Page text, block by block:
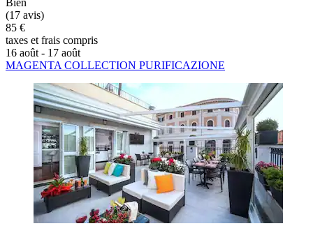
Bien
(17 avis)
85 €
taxes et frais compris
16 août - 17 août
MAGENTA COLLECTION PURIFICAZIONE